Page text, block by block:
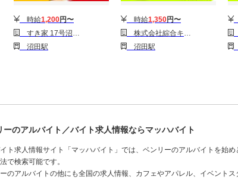
時給1,200円〜
すき家 17号沼田店
沼田駅
時給1,350円〜
株式会社綜合キャリアオプション(1314GH0803G15★35-N)
沼田駅
ーのアルバイト／バイト求人情報ならマッハバイト
ト求人情報サイト「マッハバイト」では、ベンリーのアルバイトを始
で検索可能です。
のアルバイトの他にも全国の求人情報、カフェやアパレル、イベント